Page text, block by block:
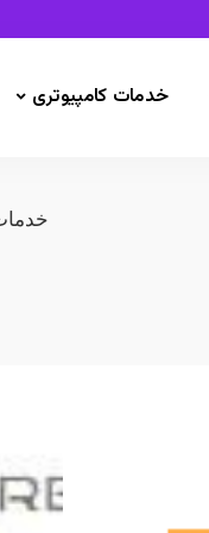
خدمات کامپیوتری